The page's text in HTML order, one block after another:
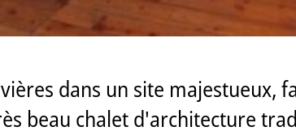
dans un site majestueux,
beau chalet d'architecture